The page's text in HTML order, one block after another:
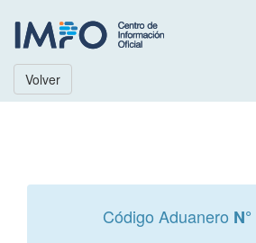
Volver
Código Aduanero